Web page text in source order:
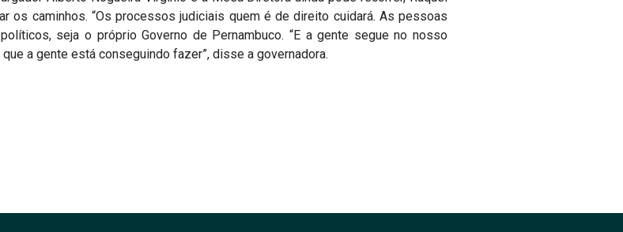
os caminhos. “Os processos judiciais quem é de direito cuidará. As pessoas
seja o próprio Governo de Pernambuco. “E a gente segue no nosso
a gente está conseguindo fazer”, disse a governadora.